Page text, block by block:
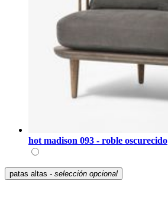
hot madison 093 - roble oscurecido
patas altas - selección opcional